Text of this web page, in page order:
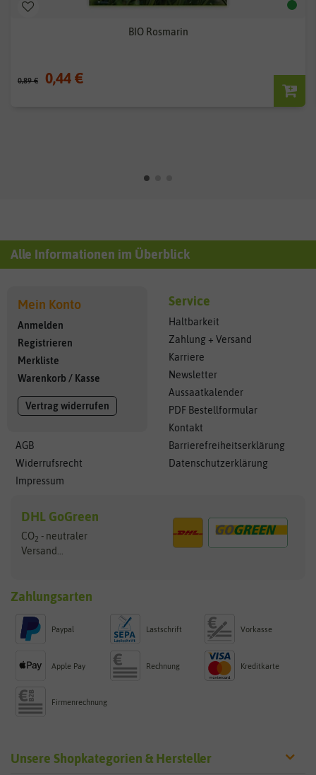
BIO Rosmarin
0,89 € 0,44 €
Alle Informationen im Überblick
Mein Konto
Anmelden
Registrieren
Merkliste
Warenkorb / Kasse
Vertrag widerrufen
AGB
Widerrufsrecht
Impressum
Service
Haltbarkeit
Zahlung + Versand
Karriere
Newsletter
Aussaatkalender
PDF Bestellformular
Kontakt
Barrierefreiheitserklärung
Datenschutzerklärung
DHL GoGreen
CO2 - neutraler
Versand...
Zahlungsarten
Paypal Lastschrift Vorkasse
Apple Pay Rechnung Kreditkarte
Firmenrechnung
Unsere Shopkategorien & Hersteller